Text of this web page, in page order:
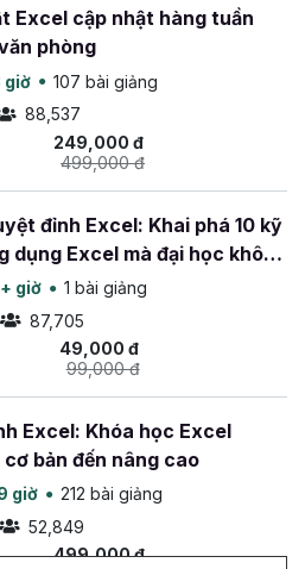
Excel cập nhật hàng tuần
phòng
giờ
107 bài giảng
88,537
249,000 đ
499,000 đ
đỉnh Excel: Khai phá 10 kỹ
dụng Excel mà đại học không
giờ
1 bài giảng
87,705
49,000 đ
99,000 đ
Excel: Khóa học Excel
bản đến nâng cao
giờ
212 bài giảng
52,849
499,000 đ